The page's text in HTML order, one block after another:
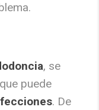
, se
puede
. De